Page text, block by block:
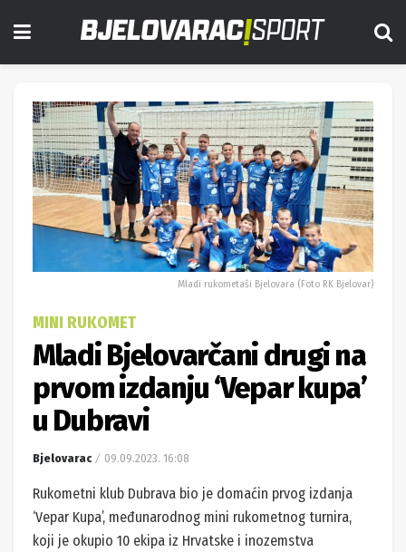
Mladi rukometaši Bjelovara (Foto RK Bjelovar)
MINI RUKOMET
Mladi Bjelovarčani drugi na
prvom izdanju ‘Vepar kupa’
u Dubravi
Bjelovarac 09.09.2023. 16:08
Rukometni klub Dubrava bio je domaćin prvog izdanja
‘Vepar Kupa’, međunarodnog mini rukometnog turnira,
koji je okupio 10 ekipa iz Hrvatske i inozemstva